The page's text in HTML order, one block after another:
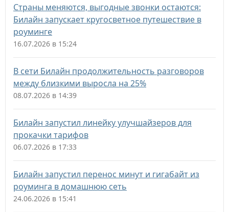
Страны меняются, выгодные звонки остаются:
Билайн запускает кругосветное путешествие в
роуминге
16.07.2026 в 15:24
В сети Билайн продолжительность разговоров
между близкими выросла на 25%
08.07.2026 в 14:39
Билайн запустил линейку улучшайзеров для
прокачки тарифов
06.07.2026 в 17:33
Билайн запустил перенос минут и гигабайт из
роуминга в домашнюю сеть
24.06.2026 в 15:41